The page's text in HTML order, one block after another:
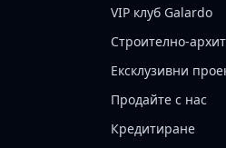
VIP клуб Galardo
Строително-
Ексклузивни
Продайте с нас
Кредитиране